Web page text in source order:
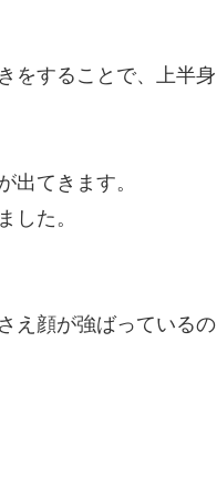
をすることで、上半身
出てきます。
した。
え顔が強ばっているの